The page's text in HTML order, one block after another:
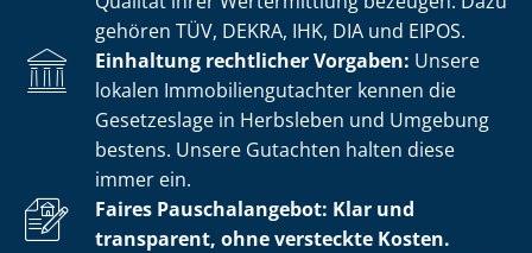
gehören TÜV, DEKRA, IHK, DIA und EIPOS.
Einhaltung rechtlicher Vorgaben: Unsere
lokalen Im­mo­bi­li­en­gut­ach­ter kennen die
Gesetzeslage in Herbsleben und Umgebung
bestens. Unsere Gutachten halten diese
immer ein.
Faires Pauschalangebot: Klar und
transparent, ohne versteckte Kosten.